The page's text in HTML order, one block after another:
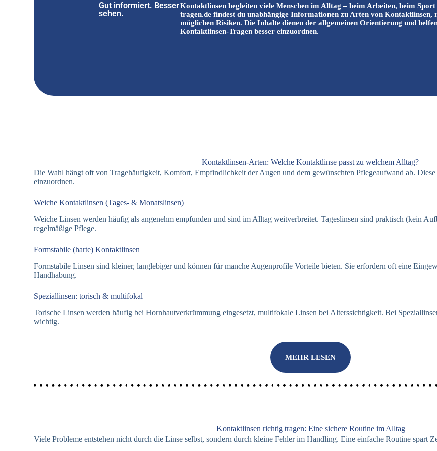
Gut informiert. Besser
sehen.
Kontaktlinsen begleiten viele Menschen im Alltag – beim Arbeiten, beim
tragen.de findest du unabhängige Informationen zu Arten von Kontaktlinsen,
möglichen Risiken. Die Inhalte dienen der allgemeinen Orientierung und
Kontaktlinsen-Tragen besser einzuordnen.
Kontaktlinsen-Arten: Welche Kontaktlinse passt zu welchem Alltag?
Die Wahl hängt oft von Tragehäufigkeit, Komfort, Empfindlichkeit der Augen und dem gewünschten Pflegeaufwand ab.
einzuordnen.
Weiche Kontaktlinsen (Tages- & Monatslinsen)
Weiche Linsen werden häufig als angenehm empfunden und sind im Alltag weitverbreitet. Tageslinsen sind praktisch (kein
regelmäßige Pflege.
Formstabile (harte) Kontaktlinsen
Formstabile Linsen sind kleiner, langlebiger und können für manche Augenprofile Vorteile bieten. Sie erfordern oft eine
Handhabung.
Speziallinsen: torisch & multifokal
Torische Linsen werden häufig bei Hornhautverkrümmung eingesetzt, multifokale Linsen bei Alterssichtigkeit. Bei
wichtig.
MEHR LESEN
Kontaktlinsen richtig tragen: Eine sichere Routine im Alltag
Viele Probleme entstehen nicht durch die Linse selbst, sondern durch kleine Fehler im Handling. Eine einfache Routine spart